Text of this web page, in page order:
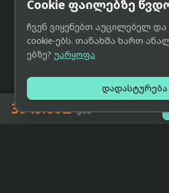
3949.00₾-დან
Cookie ფაილებზე
ჩვენ ვიყენებთ აუცილებელ
cookie-ებს. თანახმა ხართ
ებზე? უარყოფა
დადასტურება